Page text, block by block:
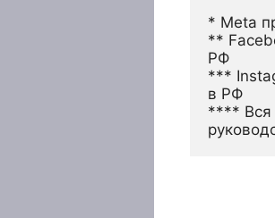
* Meta
**
РФ
***
в РФ
**** Вся